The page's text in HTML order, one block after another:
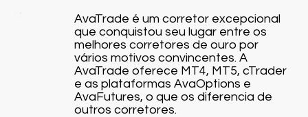
AvaTrade é um corretor excepcional
que conquistou seu lugar entre os
melhores corretores de ouro por
vários motivos convincentes. A
AvaTrade oferece MT4, MT5, cTrader
e as plataformas AvaOptions e
AvaFutures, o que os diferencia de
outros corretores.